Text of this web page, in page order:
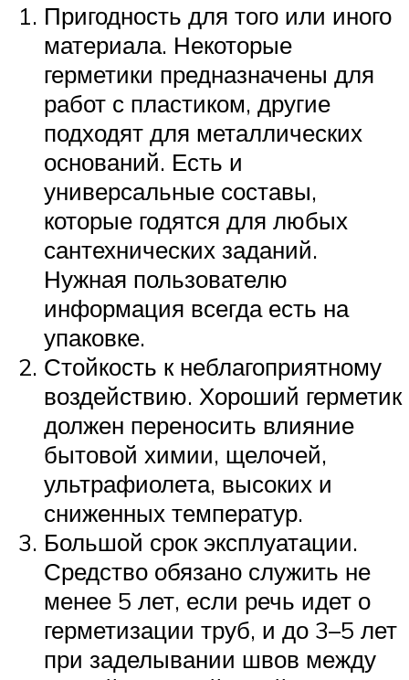
Пригодность для того или иного
материала. Некоторые
герметики предназначены для
работ с пластиком, другие
подходят для металлических
оснований. Есть и
универсальные составы,
которые годятся для любых
сантехнических заданий.
Нужная пользователю
информация всегда есть на
упаковке.
Стойкость к неблагоприятному
воздействию. Хороший герметик
должен переносить влияние
бытовой химии, щелочей,
ультрафиолета, высоких и
сниженных температур.
Большой срок эксплуатации.
Средство обязано служить не
менее 5 лет, если речь идет о
герметизации труб, и до 3–5 лет
при заделывании швов между